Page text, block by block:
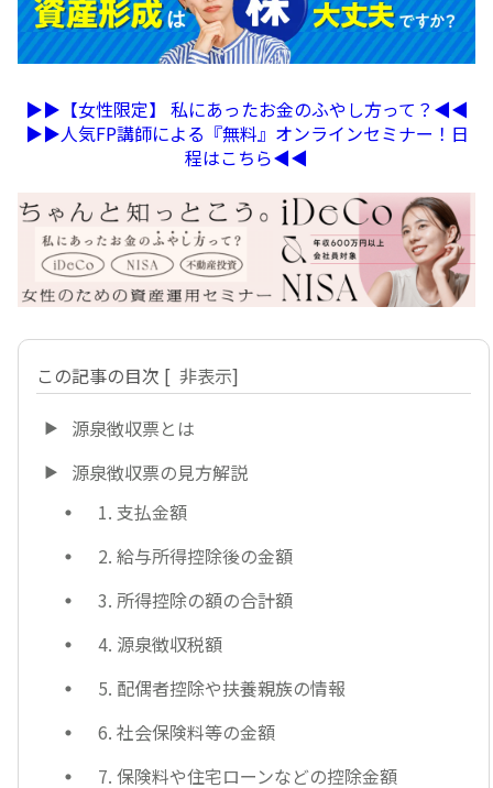
▶︎▶︎【女性限定】 私にあったお金のふやし方って？◀︎◀︎
▶︎▶︎人気FP講師による『無料』オンラインセミナー！日
程はこちら◀︎◀︎
この記事の目次 [ 非表示]
源泉徴収票とは
源泉徴収票の見方解説
1. 支払金額
2. 給与所得控除後の金額
3. 所得控除の額の合計額
4. 源泉徴収税額
5. 配偶者控除や扶養親族の情報
6. 社会保険料等の金額
7. 保険料や住宅ローンなどの控除金額